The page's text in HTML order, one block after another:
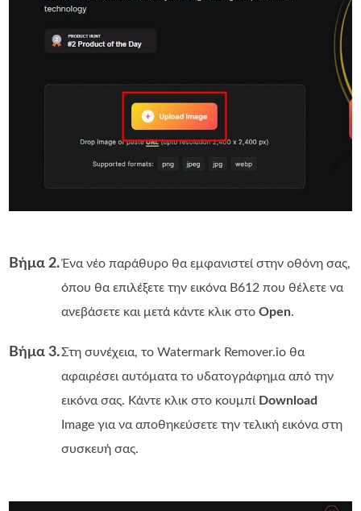
Βήμα 2.Ένα νέο παράθυρο θα εμφανιστεί στην οθόνη σας,
όπου θα επιλέξετε την εικόνα B612 που θέλετε να
ανεβάσετε και μετά κάντε κλικ στοOpen.
Βήμα 3.Στη συνέχεια, το Watermark Remover.io θα
αφαιρέσει αυτόματα το υδατογράφημα από την
εικόνα σας. Κάντε κλικ στο κουμπί Download
Image για να αποθηκεύσετε την τελική εικόνα στη
συσκευή σας.